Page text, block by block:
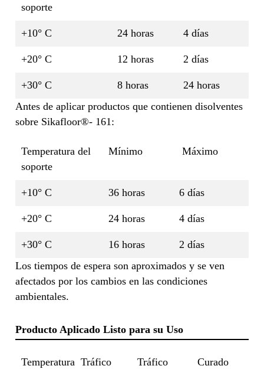
soporte
+10° C 24 horas 4 días
+20° C 12 horas 2 días
+30° C 8 horas
24 horas
Antes de aplicar productos que contienen disolventes
sobre Sikafloor®- 161:
Temperatura del
soporte
Mínimo Máximo
+10° C 36 horas 6 días
+20° C 24 horas 4 días
+30° C 16 horas
2 días
Los tiempos de espera son aproximados y se ven
afectados por los cambios en las condiciones
ambientales.
Producto Aplicado Listo para su Uso
Temperatura Tráfico
Tráfico
Curado